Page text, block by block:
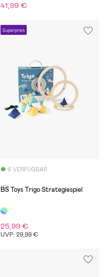
41,99 €
Superpreis
6 VERFÜGBAR
(0)
BS Toys Trigo Strategiespiel
25,99 €
UVP: 29,99 €